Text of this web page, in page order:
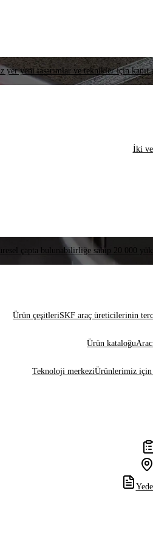
yer yeni tasarımlar ve teknikler için kanıt
İki
çapta bulunabilirliğe sahip 20.000
Ürün çeşitleriSKF araç üreticilerinin
Ürün kataloğu
Teknoloji merkeziÜrünlerimiz için